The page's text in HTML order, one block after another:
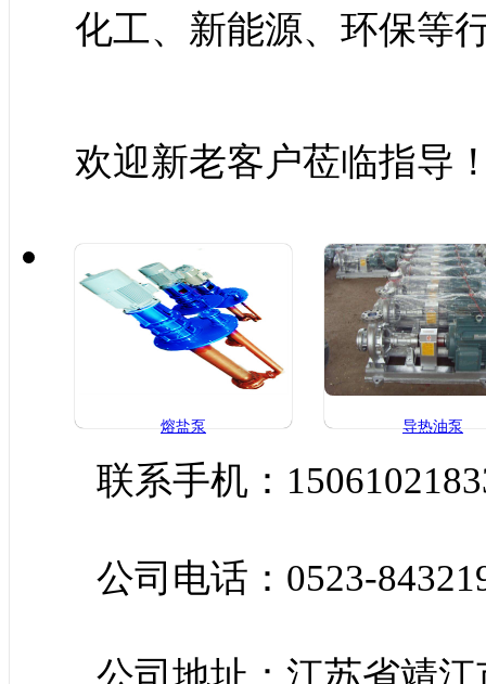
化工、新能源、环保等
欢迎新老客户莅临指导
熔盐泵 导热油泵
联系手机：
公司电话：0523-
公司地址：江苏省靖